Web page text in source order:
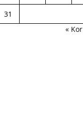
31
« Kor